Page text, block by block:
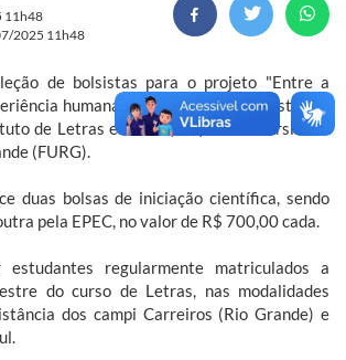
11h48
2025 11h48
de bolsistas para o projeto "Entre a
humana: a linguística benvenistiana",
de Letras e Artes (ILA) da Universidade
(FURG).
duas bolsas de iniciação científica, sendo
pela EPEC, no valor de R$ 700,00 cada.
estudantes regularmente matriculados a
do curso de Letras, nas modalidades
dos campi Carreiros (Rio Grande) e